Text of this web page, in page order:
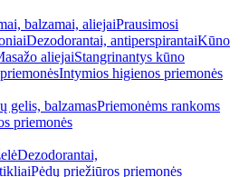
balzamai, aliejaiPrausimosi
Dezodorantai, antiperspirantaiKūno
aliejaiStangrinantys kūno
Intymios higienos priemonės
gelis, balzamasPriemonėms rankoms
priemonės
Dezodorantai,
Pėdų priežiūros priemonės